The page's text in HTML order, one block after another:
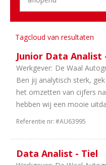
Overijssel
Zuid-
Noord-
Holland
Sector
Dealerholdings
Duurzame
Mobiliteit
/
Automatisering
Tagcloud van resultaten
Junior Data Analist
Werkgever: De Waal
Ben jij analytisch sterk,
het omzetten van cijfers
hebben wij een mooie
Referentie nr:#AU63995
Data Analist - Tiel